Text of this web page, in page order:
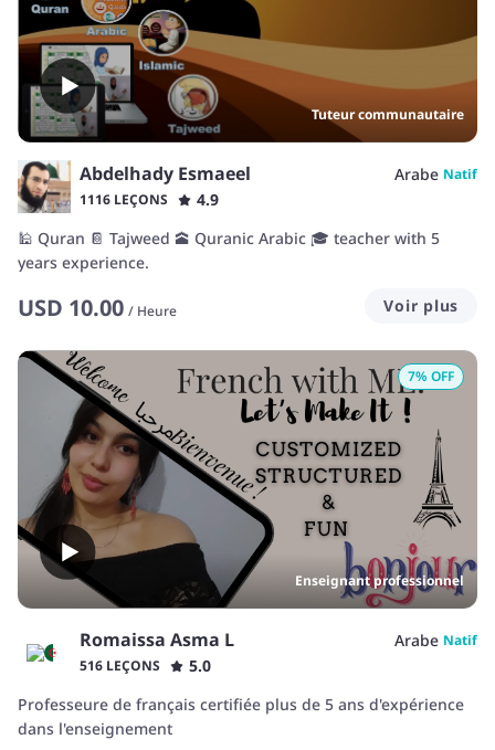
Tuteur communautaire
Abdelhady Esmaeel Arabe Natif
1116 LEÇONS
4.9
🕌 Quran 📔 Tajweed 🕋 Quranic Arabic 🎓 teacher with 5
years experience.
USD 10.00 / Heure Voir plus
Enseignant professionnel
7% OFF
Romaissa Asma L Arabe Natif
516 LEÇONS
5.0
Professeure de français certifiée plus de 5 ans d'expérience
dans l'enseignement